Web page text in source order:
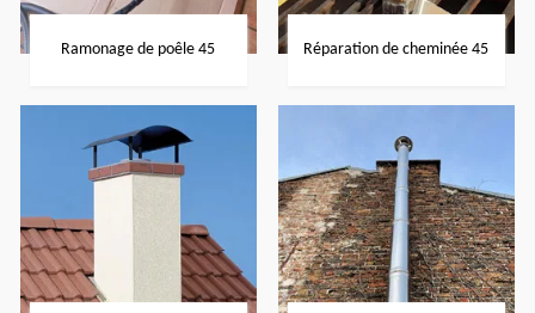
Ramonage de poêle 45 Réparation de cheminée 45